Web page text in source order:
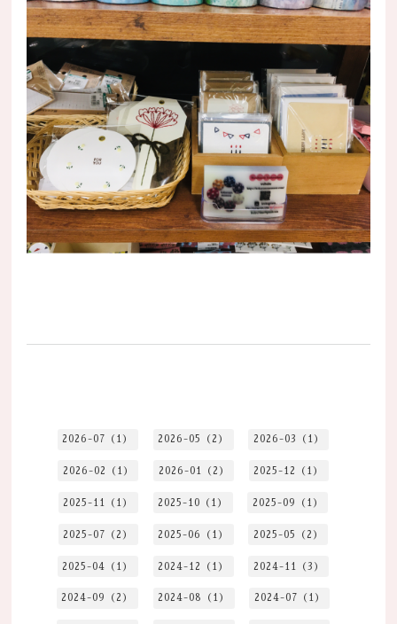
2026-07（1） 2026-05（2） 2026-03（1）
2026-02（1） 2026-01（2） 2025-12（1）
2025-11（1） 2025-10（1） 2025-09（1）
2025-07（2） 2025-06（1） 2025-05（2）
2025-04（1） 2024-12（1） 2024-11（3）
2024-09（2） 2024-08（1） 2024-07（1）